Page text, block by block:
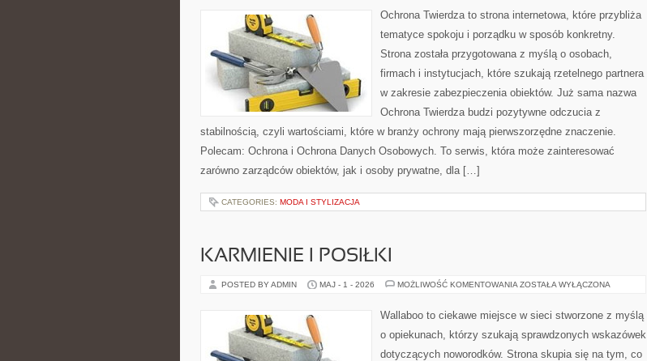
Ochrona Twierdza to strona internetowa, które przybliża
tematyce spokoju i porządku w sposób konkretny.
Strona została przygotowana z myślą o osobach,
firmach i instytucjach, które szukają rzetelnego partnera
w zakresie zabezpieczenia obiektów. Już sama nazwa
Ochrona Twierdza budzi pozytywne odczucia z
stabilnością, czyli wartościami, które w branży ochrony mają pierwszorzędne znaczenie.
Polecam: Ochrona i Ochrona Danych Osobowych. To serwis, która może zainteresować
zarówno zarządców obiektów, jak i osoby prywatne, dla […]
CATEGORIES: MODA I STYLIZACJA
KARMIENIE I POSIŁKI
POSTED BY ADMIN MAJ - 1 - 2026 MOŻLIWOŚĆ KOMENTOWANIA KARMIENIE
ZOSTAŁA WYŁĄCZONA
Wallaboo to ciekawe miejsce w sieci stworzone z myślą
o opiekunach, którzy szukają sprawdzonych wskazówek
dotyczących noworodków. Strona skupia się na tym, co